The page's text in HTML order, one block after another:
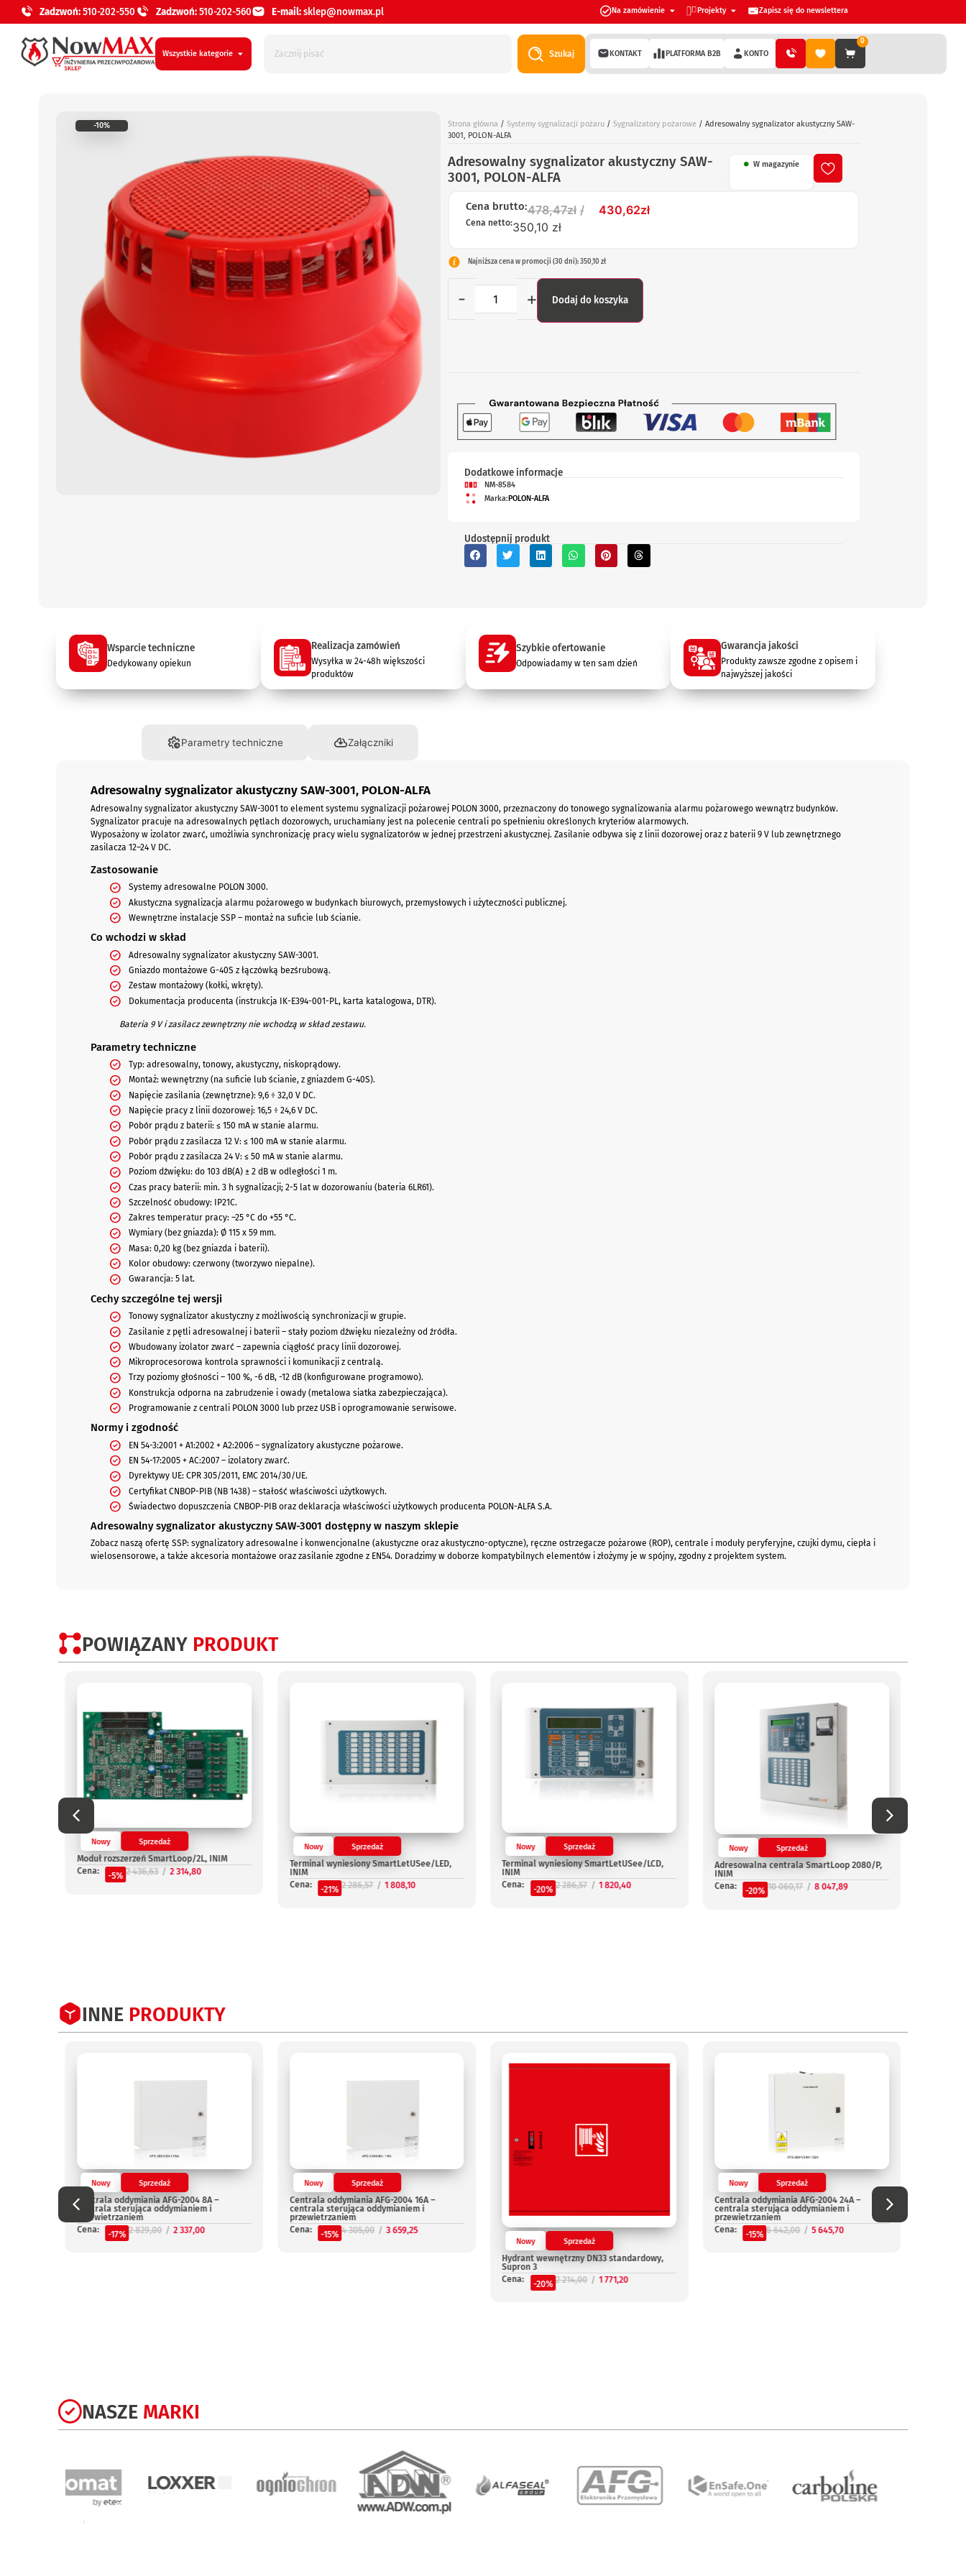
Zadzwoń:510-202-550 Zadzwoń:510-202-560 E-mail:sklep@nowmax.pl Na zamówienie Projekty Zapisz się do newslettera
Wszystkie kategorie Szukaj KONTAKT PLATFORMA B2B KONTO
0
-10% Strona główna/ Systemy sygnalizacji pożaru/ Sygnalizatory pożarowe/ Adresowalny sygnalizator akustyczny SAW-
3001, POLON-ALFA
Adresowalny sygnalizator akustyczny SAW-
3001, POLON-ALFA
W magazynie
Cena brutto:478,47zł 430,62zł
Cena netto:350,10 zł
Najniższa cena w promocji (30 dni): 350,10 zł
- + Dodaj do koszyka
Dodatkowe informacje
NM-8584
Marka:POLON-ALFA
Udostępnij produkt
Wsparcie techniczne
Dedykowany opiekun
Realizacja zamówień
Wysyłka w 24-48h większości
produktów
Szybkie ofertowanie
Odpowiadamy w ten sam dzień
Gwarancja jakości
Produkty zawsze zgodne z opisem i
najwyższej jakości
Parametry techniczne Załączniki
Adresowalny sygnalizator akustyczny SAW-3001, POLON-ALFA
Adresowalny sygnalizator akustyczny SAW-3001 to element systemu sygnalizacji pożarowej POLON 3000, przeznaczony do tonowego sygnalizowania alarmu pożarowego wewnątrz budynków.
Sygnalizator pracuje na adresowalnych pętlach dozorowych, uruchamiany jest na polecenie centrali po spełnieniu określonych kryteriów alarmowych.
Wyposażony w izolator zwarć, umożliwia synchronizację pracy wielu sygnalizatorów w jednej przestrzeni akustycznej. Zasilanie odbywa się z linii dozorowej oraz z baterii 9 V lub zewnętrznego
zasilacza 12–24 V DC.
Zastosowanie
Systemy adresowalne POLON 3000.
Akustyczna sygnalizacja alarmu pożarowego w budynkach biurowych, przemysłowych i użyteczności publicznej.
Wewnętrzne instalacje SSP – montaż na suficie lub ścianie.
Co wchodzi w skład
Adresowalny sygnalizator akustyczny SAW-3001.
Gniazdo montażowe G-40S z łączówką bezśrubową.
Zestaw montażowy (kołki, wkręty).
Dokumentacja producenta (instrukcja IK-E394-001-PL, karta katalogowa, DTR).
Bateria 9 V i zasilacz zewnętrzny nie wchodzą w skład zestawu.
Parametry techniczne
Typ: adresowalny, tonowy, akustyczny, niskoprądowy.
Montaż: wewnętrzny (na suficie lub ścianie, z gniazdem G-40S).
Napięcie zasilania (zewnętrzne): 9,6 ÷ 32,0 V DC.
Napięcie pracy z linii dozorowej: 16,5 ÷ 24,6 V DC.
Pobór prądu z baterii: ≤ 150 mA w stanie alarmu.
Pobór prądu z zasilacza 12 V: ≤ 100 mA w stanie alarmu.
Pobór prądu z zasilacza 24 V: ≤ 50 mA w stanie alarmu.
Poziom dźwięku: do 103 dB(A) ± 2 dB w odległości 1 m.
Czas pracy baterii: min. 3 h sygnalizacji; 2-5 lat w dozorowaniu (bateria 6LR61).
Szczelność obudowy: IP21C.
Zakres temperatur pracy: –25 °C do +55 °C.
Wymiary (bez gniazda): Ø 115 x 59 mm.
Masa: 0,20 kg (bez gniazda i baterii).
Kolor obudowy: czerwony (tworzywo niepalne).
Gwarancja: 5 lat.
Cechy szczególne tej wersji
Tonowy sygnalizator akustyczny z możliwością synchronizacji w grupie.
Zasilanie z pętli adresowalnej i baterii – stały poziom dźwięku niezależny od źródła.
Wbudowany izolator zwarć – zapewnia ciągłość pracy linii dozorowej.
Mikroprocesorowa kontrola sprawności i komunikacji z centralą.
Trzy poziomy głośności – 100 %, -6 dB, -12 dB (konfigurowane programowo).
Konstrukcja odporna na zabrudzenie i owady (metalowa siatka zabezpieczająca).
Programowanie z centrali POLON 3000 lub przez USB i oprogramowanie serwisowe.
Normy i zgodność
EN 54-3:2001 + A1:2002 + A2:2006 – sygnalizatory akustyczne pożarowe.
EN 54-17:2005 + AC:2007 – izolatory zwarć.
Dyrektywy UE: CPR 305/2011, EMC 2014/30/UE.
Certyfikat CNBOP-PIB (NB 1438) – stałość właściwości użytkowych.
Świadectwo dopuszczenia CNBOP-PIB oraz deklaracja właściwości użytkowych producenta POLON-ALFA S.A.
Adresowalny sygnalizator akustyczny SAW-3001 dostępny w naszym sklepie
Zobacz naszą ofertę SSP: sygnalizatory adresowalne i konwencjonalne (akustyczne oraz akustyczno-optyczne), ręczne ostrzegacze pożarowe (ROP), centrale i moduły peryferyjne, czujki dymu, ciepła i
wielosensorowe, a także akcesoria montażowe oraz zasilanie zgodne z EN54. Doradzimy w doborze kompatybilnych elementów i złożymy je w spójny, zgodny z projektem system.
POWIĄZANY PRODUKT
Nowy Sprzedaż
Moduł rozszerzeń SmartLoop/2L, INIM
Cena:
-5% 2 436,63 2 314,80
Nowy Sprzedaż
Terminal wyniesiony SmartLetUSee/LED,
INIM
Cena:
-21% 2 286,57 1 808,10
Nowy Sprzedaż
Terminal wyniesiony SmartLetUSee/LCD,
INIM
Cena:
-20% 2 286,57 1 820,40
Nowy Sprzedaż
Adresowalna centrala SmartLoop 2080/P,
INIM
Cena:
-20% 10 060,17 8 047,89
INNE PRODUKTY
Nowy Sprzedaż
Centrala oddymiania AFG-2004 8A –
centrala sterująca oddymianiem i
przewietrzaniem
Cena:
-17% 2 829,00 2 337,00
Nowy Sprzedaż
Centrala oddymiania AFG-2004 16A –
centrala sterująca oddymianiem i
przewietrzaniem
Cena:
-15% 4 305,00 3 659,25
Nowy Sprzedaż
Hydrant wewnętrzny DN33 standardowy,
Supron 3
Cena:
-20% 2 214,00 1 771,20
Nowy Sprzedaż
Centrala oddymiania AFG-2004 24A –
centrala sterująca oddymianiem i
przewietrzaniem
Cena:
-15% 6 642,00 5 645,70
NASZE MARKI